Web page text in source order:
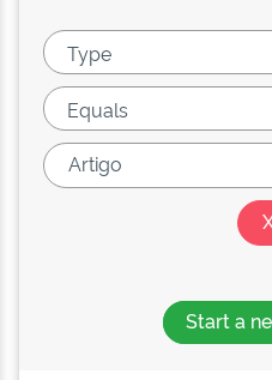
Start a